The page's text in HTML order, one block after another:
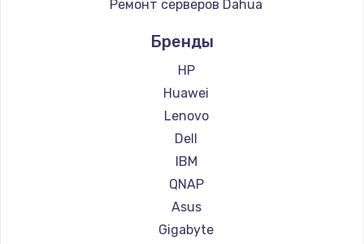
Ремонт серверов Dahua
Бренды
HP
Huawei
Lenovo
Dell
IBM
QNAP
Asus
Gigabyte